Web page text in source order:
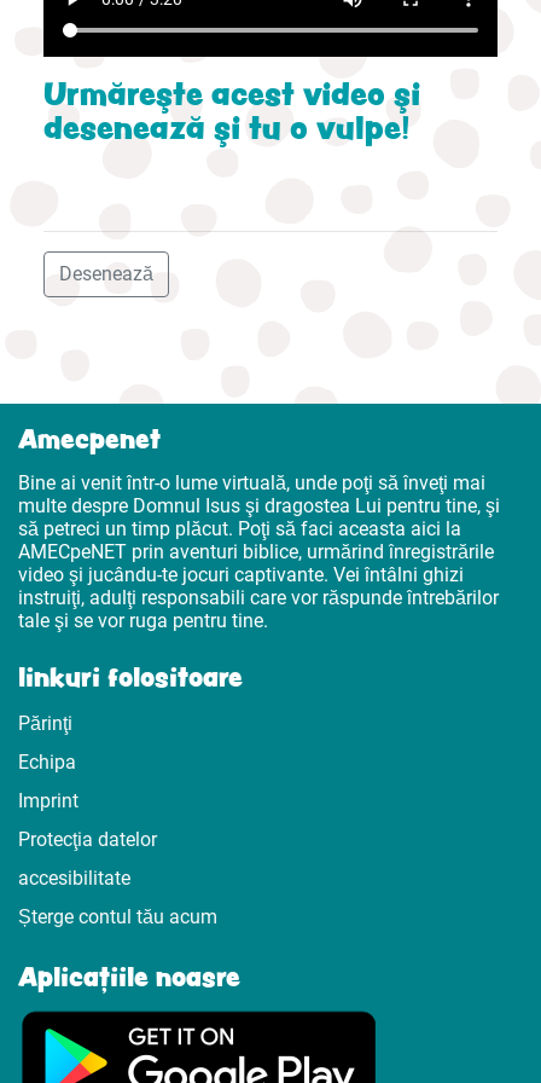
Urmăreşte acest video şi
desenează şi tu o vulpe!
Desenează
Amecpenet
Bine ai venit într-o lume virtuală, unde poţi să înveţi mai
multe despre Domnul Isus şi dragostea Lui pentru tine, şi
să petreci un timp plăcut. Poţi să faci aceasta aici la
AMECpeNET prin aventuri biblice, urmărind înregistrările
video şi jucându-te jocuri captivante. Vei întâlni ghizi
instruiţi, adulţi responsabili care vor răspunde întrebărilor
tale şi se vor ruga pentru tine.
linkuri folositoare
Părinţi
Echipa
Imprint
Protecţia datelor
accesibilitate
Șterge contul tău acum
Aplicațiile noasre